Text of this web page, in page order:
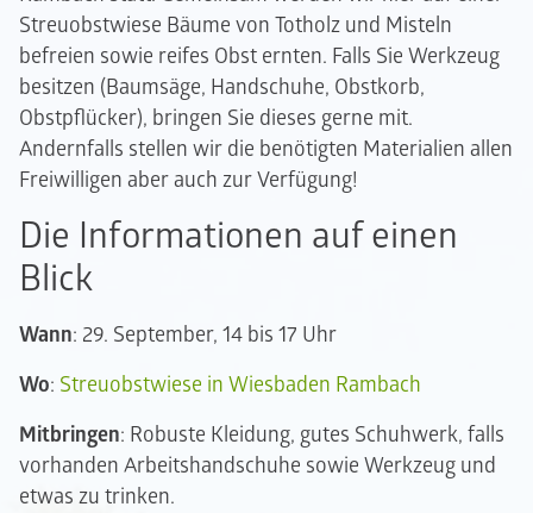
Streuobstwiese Bäume von Totholz und Misteln
befreien sowie reifes Obst ernten. Falls Sie Werkzeug
besitzen (Baumsäge, Handschuhe, Obstkorb,
Obstpflücker), bringen Sie dieses gerne mit.
Andernfalls stellen wir die benötigten Materialien allen
Freiwilligen aber auch zur Verfügung!
Die Informationen auf einen
Blick
Wann: 29. September, 14 bis 17 Uhr
Wo: Streuobstwiese in Wiesbaden Rambach
Mitbringen: Robuste Kleidung, gutes Schuhwerk, falls
vorhanden Arbeitshandschuhe sowie Werkzeug und
etwas zu trinken.